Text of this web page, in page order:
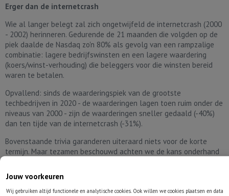
Jouw voorkeuren
Wij gebruiken altijd functionele en analytische cookies. Ook willen we cookies plaatsen en data
Erger dan de internetcrash
Wie al langer belegt zal zich ongetwijfeld de internetcrash (2000
- 2002) herinneren. Gedurende de 21 maanden die volgden op de
piek daalde de Nasdaq zo'n 80% als gevolg van een rampzalige
combinatie: lagere bedrijfswinsten en een lagere waardering
(koers/winst-verhouding) die beleggers voor die winsten bereid
waren te betalen.
Opvallend: sinds de waarderingspiek van de grootste
techbedrijven in 2020 - de waarderingen lagen toen ruim onder de
niveaus van 2000 - zijn de waarderingen sneller gedaald (-40%)
dan ten tijde van de internetcrash (-31%).
Bovenstaande trivia garanderen uiteraard niets voor de korte
termijn. Maar tezamen beschouwd achten we de kans onderhand
hebben gezien, of daar in ieder geval niet meer ver vanaf te
zitten...